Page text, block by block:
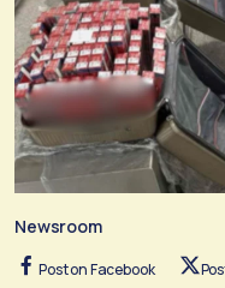
Newsroom
Post on Facebook